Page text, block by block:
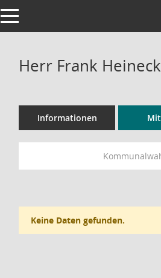
Toggle navigation
Herr Frank
Informationen
Keine Daten gefunden.